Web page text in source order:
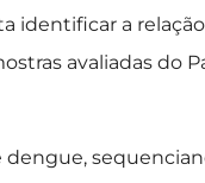
identificar a
avaliadas do